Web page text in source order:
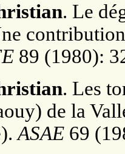
. Le
89 (1980):
. Les
de la
ASAE69